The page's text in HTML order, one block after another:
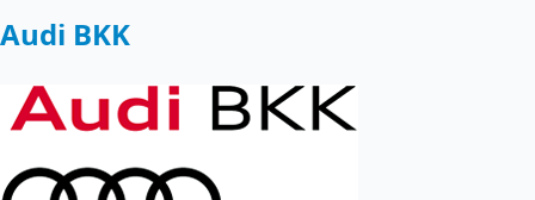
Audi BKK